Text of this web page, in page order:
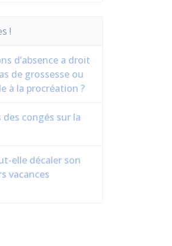
!
d’absence a droit
de grossesse ou
à la procréation ?
congés sur la
elle décaler son
vacances